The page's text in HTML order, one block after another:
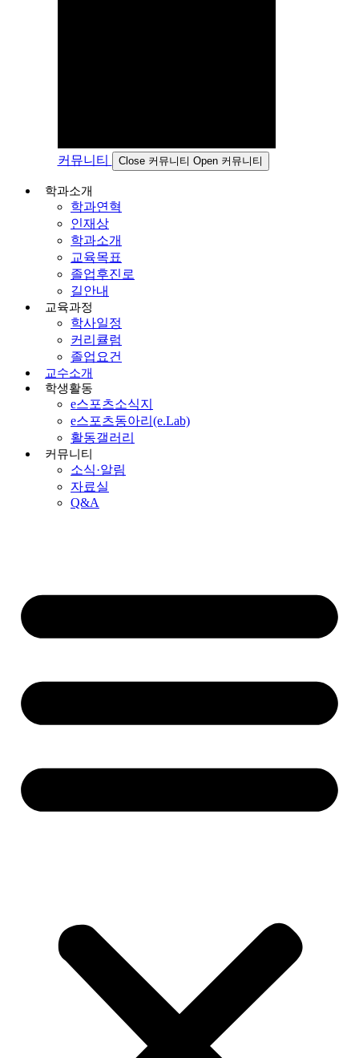
커뮤니티 Close 커뮤니티 Open 커뮤니티
학과소개
학과연혁
인재상
학과소개
교육목표
졸업후진로
길안내
교육과정
학사일정
커리큘럼
졸업요건
교수소개
학생활동
e스포츠소식지
e스포츠동아리(e.Lab)
활동갤러리
커뮤니티
소식·알림
자료실
Q&A